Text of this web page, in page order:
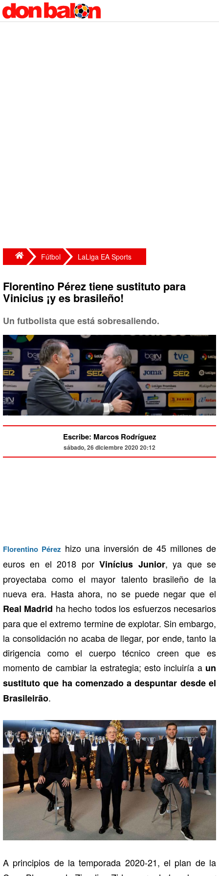
Fútbol LaLiga EA Sports
Florentino Pérez tiene sustituto para
Vinicius ¡y es brasileño!
Un futbolista que está sobresaliendo.
Escribe: Marcos Rodríguez
sábado, 26 diciembre 2020 20:12
Florentino Pérez hizo una inversión de 45 millones de
euros en el 2018 porVinícius Junior, ya que se
proyectaba como el mayor talento brasileño de la
nueva era. Hasta ahora, no se puede negar que el
Real Madrid ha hecho todos los esfuerzos necesarios
para que el extremo termine de explotar. Sin embargo,
la consolidación no acaba de llegar, por ende, tanto la
dirigencia como el cuerpo técnico creen que es
momento de cambiar la estrategia; esto incluiría a un
sustituto que ha comenzado a despuntar desde el
Brasileirão.
A principios de la temporada 2020-21, el plan de la